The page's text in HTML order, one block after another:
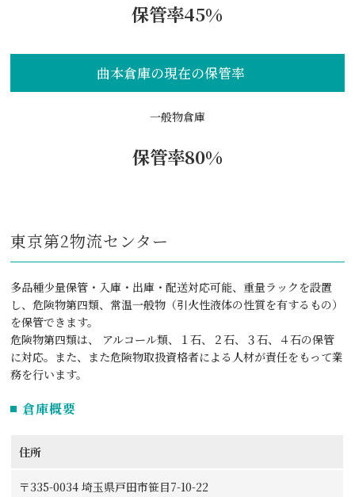
保管率45%
曲本倉庫の現在の保管率
一般物倉庫
保管率80%
東京第2物流センター
多品種少量保管・⼊庫・出庫・配送対応可能、重量ラックを設置
し、危険物第四類、常温⼀般物（引⽕性液体の性質を有するもの）
を保管できます。
危険物第四類は、 アルコール類、１⽯、２⽯、３⽯、４⽯の保管
に対応。また、また危険物取扱資格者による⼈材が責任をもって業
務を⾏います。
倉庫概要
住所
〒335-0034 埼玉県戸田市笹目7-10-22